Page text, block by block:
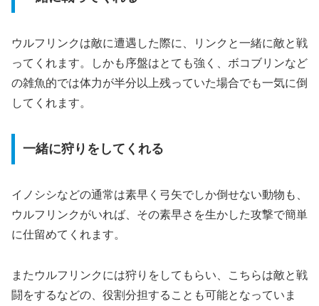
ウルフリンクは敵に遭遇した際に、リンクと一緒に敵と戦
ってくれます。しかも序盤はとても強く、ボコブリンなど
の雑魚的では体力が半分以上残っていた場合でも一気に倒
してくれます。
一緒に狩りをしてくれる
イノシシなどの通常は素早く弓矢でしか倒せない動物も、
ウルフリンクがいれば、その素早さを生かした攻撃で簡単
に仕留めてくれます。
またウルフリンクには狩りをしてもらい、こちらは敵と戦
闘をするなどの、役割分担することも可能となっていま